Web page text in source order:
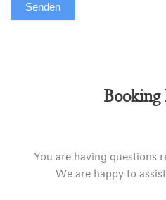
Senden
You are having questions
We are happy to